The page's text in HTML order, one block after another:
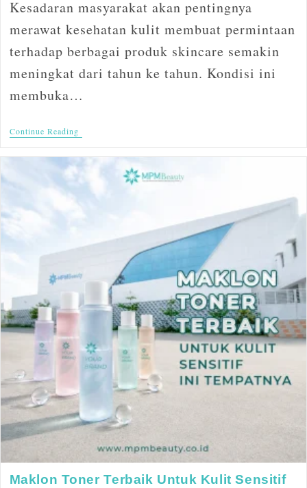
Kesadaran masyarakat akan pentingnya
merawat kesehatan kulit membuat permintaan
terhadap berbagai produk skincare semakin
meningkat dari tahun ke tahun. Kondisi ini
membuka…
Continue Reading
Maklon Toner Terbaik Untuk Kulit Sensitif